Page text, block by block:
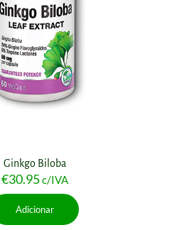
Ginkgo Biloba
€30.95c/IVA
Adicionar